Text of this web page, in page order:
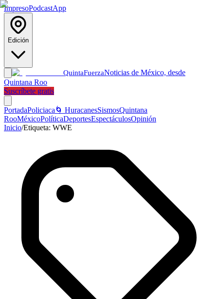
ImpresoPodcastApp
Edición
QuintaFuerzaNoticias de México, desde
Quintana Roo
Suscríbete gratis
PortadaPoliciaca 🌀 HuracanesSismosQuintana
RooMéxicoPolíticaDeportesEspectáculosOpinión
Inicio/Etiqueta: WWE